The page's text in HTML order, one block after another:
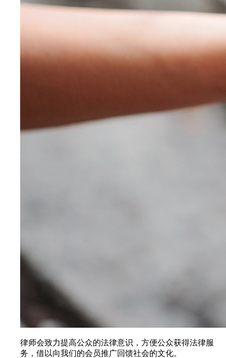
律师会致力提高公众的法律意识，方便公众获得法律服
务，借以向我们的会员推广回馈社会的文化。